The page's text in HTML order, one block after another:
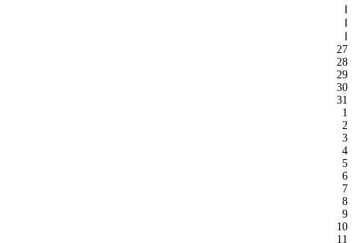
27
28
29
30
31
1
2
3
4
5
6
7
8
9
10
11